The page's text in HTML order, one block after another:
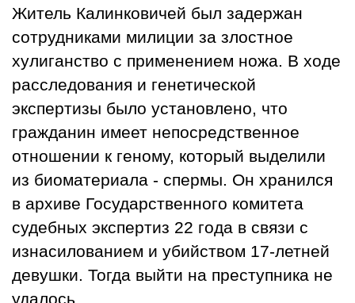
Житель Калинковичей был задержан
сотрудниками милиции за злостное
хулиганство с применением ножа. В ходе
расследования и генетической
экспертизы было установлено, что
гражданин имеет непосредственное
отношении к геному, который выделили
из биоматериала - спермы. Он хранился
в архиве Государственного комитета
судебных экспертиз 22 года в связи с
изнасилованием и убийством 17-летней
девушки. Тогда выйти на преступника не
удалось.